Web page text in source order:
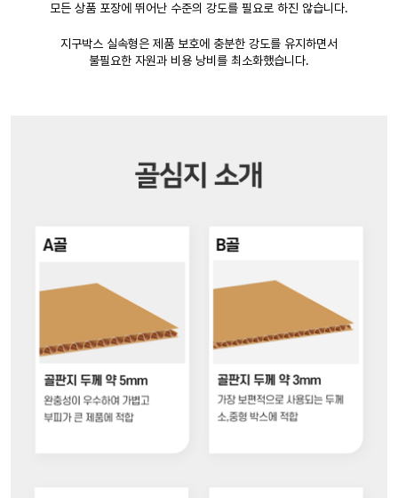
모든 상품 포장에 뛰어난 수준의 강도를 필요로 하진 않습니다.
지구박스 실속형은 제품 보호에 충분한 강도를 유지하면서
불필요한 자원과 비용 낭비를 최소화했습니다.